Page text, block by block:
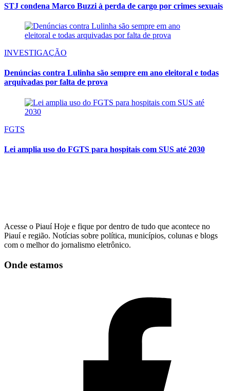
STJ condena Marco Buzzi à perda de cargo por crimes sexuais
INVESTIGAÇÃO
Denúncias contra Lulinha são sempre em ano eleitoral e todas
arquivadas por falta de prova
FGTS
Lei amplia uso do FGTS para hospitais com SUS até 2030
Acesse o Piauí Hoje e fique por dentro de tudo que acontece no
Piauí e região. Notícias sobre política, municípios, colunas e blogs
com o melhor do jornalismo eletrônico.
Onde estamos